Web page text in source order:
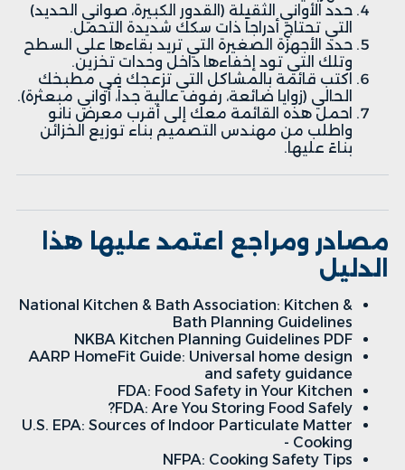
حدد الأواني الثقيلة (القدور الكبيرة، صواني الحديد)
التي تحتاج أدراجاً ذات سكك شديدة التحمل.
حدد الأجهزة الصغيرة التي تريد بقاءها على السطح
وتلك التي تود إخفاءها داخل وحدات تخزين.
اكتب قائمة بالمشاكل التي تزعجك في مطبخك
الحالي (زوايا ضائعة، رفوف عالية جداً، أواني مبعثرة).
احمل هذه القائمة معك إلى أقرب معرض نانو
واطلب من مهندس التصميم بناء توزيع الخزائن
بناءً عليها.
مصادر ومراجع اعتمد عليها هذا
الدليل
National Kitchen & Bath Association: Kitchen &
Bath Planning Guidelines
NKBA Kitchen Planning Guidelines PDF
AARP HomeFit Guide: Universal home design
and safety guidance
FDA: Food Safety in Your Kitchen
FDA: Are You Storing Food Safely?
U.S. EPA: Sources of Indoor Particulate Matter
- Cooking
NFPA: Cooking Safety Tips